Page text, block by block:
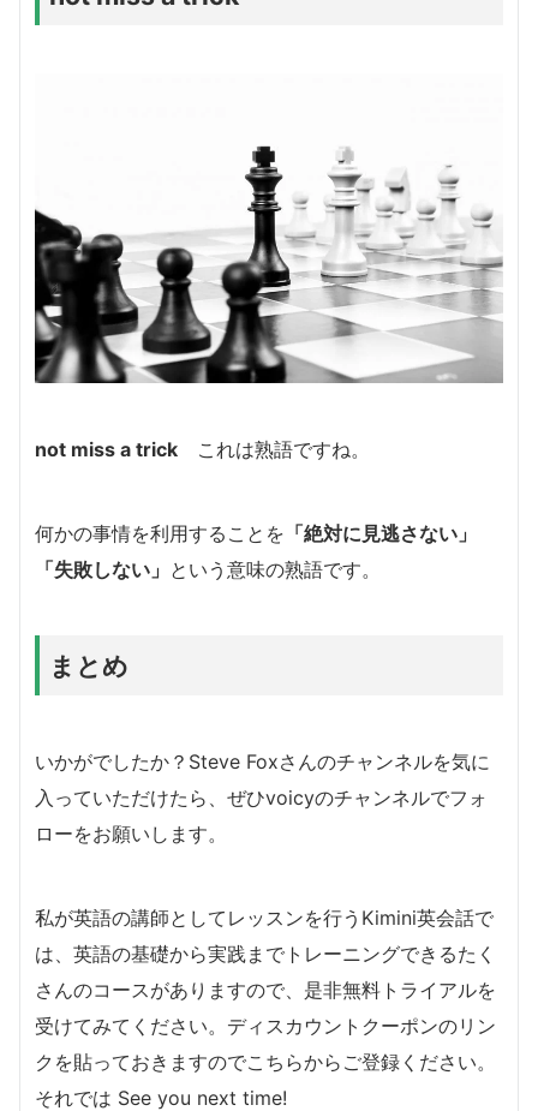
not miss a trick これは熟語ですね。
何かの事情を利用することを 「絶対に見逃さない」
「失敗しない」 という意味の熟語です。
まとめ
いかがでしたか？Steve Foxさんのチャンネルを気に
入っていただけたら、ぜひvoicyのチャンネルでフォ
ローをお願いします。
私が英語の講師としてレッスンを行うKimini英会話で
は、英語の基礎から実践までトレーニングできるたく
さんのコースがありますので、是非無料トライアルを
受けてみてください。ディスカウントクーポンのリン
クを貼っておきますのでこちらからご登録ください。
それでは See you next time!